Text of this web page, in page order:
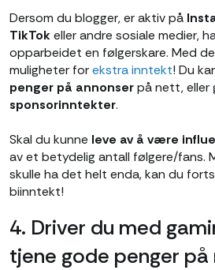
Dersom du blogger, er aktiv på
TikTok eller andre sosiale medier,
opparbeidet en følgerskare. Med
muligheter forekstra inntekt! Du
penger på annonserpå nett, eller
sponsorinntekter.
Skal du kunne leve av å være
av et betydelig antall følgere/fans.
skulle ha det helt enda, kan du
biinntekt!
4. Driver du med
tjene gode penger